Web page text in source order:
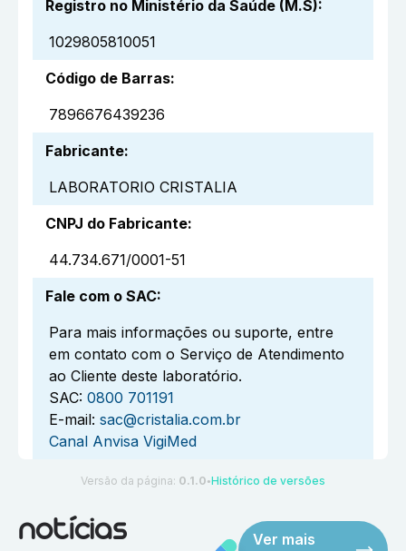
Registro no Ministério da Saúde (M.S):
1029805810051
Código de Barras:
7896676439236
Fabricante:
LABORATORIO CRISTALIA
CNPJ do Fabricante:
44.734.671/0001-51
Fale com o SAC:
Para mais informações ou suporte, entre
em contato com o Serviço de Atendimento
ao Cliente deste laboratório.
SAC: 0800 701191
E-mail: sac@cristalia.com.br
Canal Anvisa VigiMed
Versão da página: 0.1.0 ●Histórico de versões
notícias
Ver mais